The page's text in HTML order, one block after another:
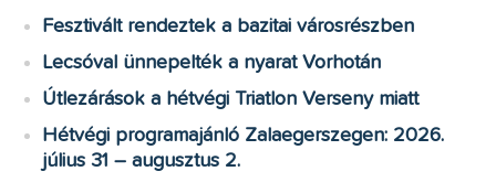
Fesztivált rendeztek a bazitai városrészben
Lecsóval ünnepelték a nyarat Vorhotán
Útlezárások a hétvégi Triatlon Verseny miatt
Hétvégi programajánló Zalaegerszegen: 2026.
július 31 – augusztus 2.